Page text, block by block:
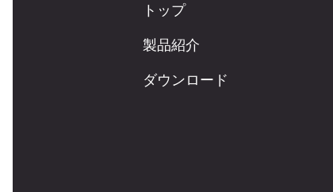
トップ
製品紹介
ダウンロード